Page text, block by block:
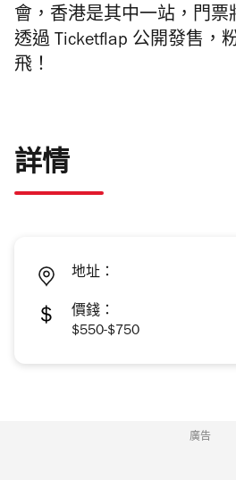
會，香港是其中一站， 門票
透過 Ticketflap 公開發售，
飛！
詳情
地址：
價錢：
$550-$750
廣告